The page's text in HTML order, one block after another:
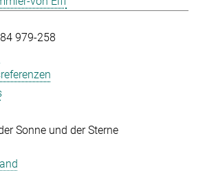
979-258
Sonne und der Sterne